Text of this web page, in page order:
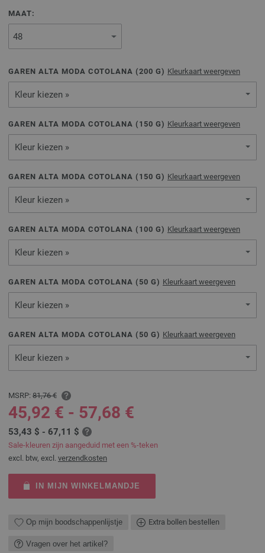
MAAT:
GAREN ALTA MODA COTOLANA (200 G) Kleurkaart weergeven
Kleur kiezen »
GAREN ALTA MODA COTOLANA ( 150 G) Kleurkaart weergeven
Kleur kiezen »
GAREN ALTA MODA COTOLANA ( 150 G) Kleurkaart weergeven
Kleur kiezen »
GAREN ALTA MODA COTOLANA ( 100 G) Kleurkaart weergeven
Kleur kiezen »
GAREN ALTA MODA COTOLANA ( 50 G) Kleurkaart weergeven
Kleur kiezen »
GAREN ALTA MODA COTOLANA ( 50 G) Kleurkaart weergeven
Kleur kiezen »
MSRP: 81,76 €
45,92 € - 57,68 €
53,43 $ - 67,11 $
Sale-kleuren zijn aangeduid met een %-teken
excl. btw, excl. verzendkosten
IN MIJN WINKELMANDJE
Op mijn boodschappenlijstje Extra bollen bestellen
Vragen over het artikel?